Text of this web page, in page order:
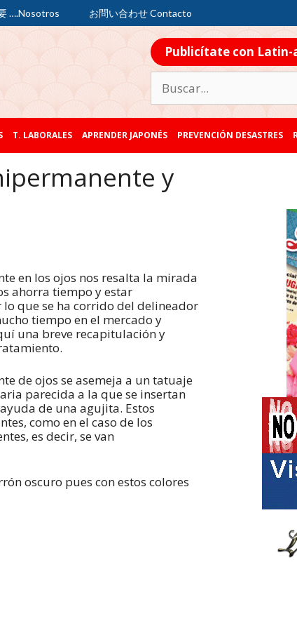
….Nosotros お問い合わせ Contacto
Publicítate con Latin-
T. LABORALES APRENDER JAPONÉS PREVENCIÓN DESASTRES
y
en los ojos nos resalta la mirada
ahorra tiempo y estar
que se ha corrido del delineador
tiempo en el mercado y
una breve recapitulación y
de ojos se asemeja a un tatuaje
parecida a la que se insertan
de una agujita. Estos
como en el caso de los
es decir, se van
oscuro pues con estos colores